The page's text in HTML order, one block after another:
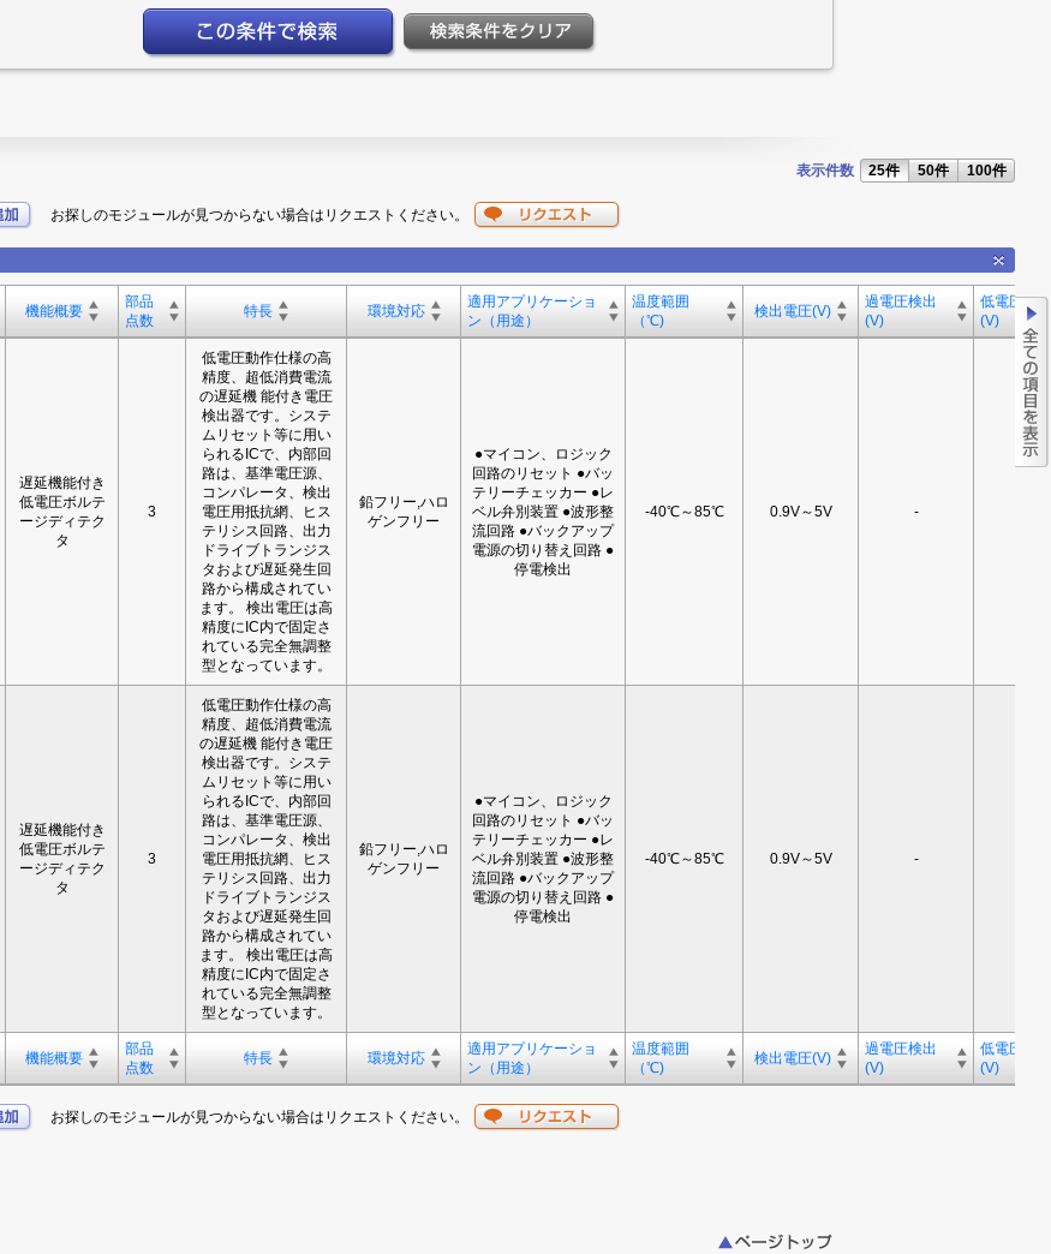
表示件数 25件 50件 100件
お探しのモジュールが見つからない場合はリクエストください。
機能概要
部品
点数
特長 環境対応
適用アプリケーショ
ン（用途）
温度範囲
（℃)
検出電圧(V)
過電圧検出
(V)
低電圧検出
(V)
遅延機能付き
低電圧ボルテ
ージディテク
タ
3
低電圧動作仕様の高
精度、超低消費電流
の遅延機 能付き電圧
検出器です。システ
ムリセット等に用い
られるICで、内部回
路は、基準電圧源、
コンパレータ、検出
電圧用抵抗網、ヒス
テリシス回路、出力
ドライブトランジス
タおよび遅延発生回
路から構成されてい
ます。 検出電圧は高
精度にIC内で固定さ
れている完全無調整
型となっています。
鉛フリー,ハロ
ゲンフリー
●マイコン、ロジック
回路のリセット ●バッ
テリーチェッカー ●レ
ベル弁別装置 ●波形整
流回路 ●バックアップ
電源の切り替え回路 ●
停電検出
-40℃～85℃ 0.9V～5V -
遅延機能付き
低電圧ボルテ
ージディテク
タ
3
低電圧動作仕様の高
精度、超低消費電流
の遅延機 能付き電圧
検出器です。システ
ムリセット等に用い
られるICで、内部回
路は、基準電圧源、
コンパレータ、検出
電圧用抵抗網、ヒス
テリシス回路、出力
ドライブトランジス
タおよび遅延発生回
路から構成されてい
ます。 検出電圧は高
精度にIC内で固定さ
れている完全無調整
型となっています。
鉛フリー,ハロ
ゲンフリー
●マイコン、ロジック
回路のリセット ●バッ
テリーチェッカー ●レ
ベル弁別装置 ●波形整
流回路 ●バックアップ
電源の切り替え回路 ●
停電検出
-40℃～85℃ 0.9V～5V -
機能概要
部品
点数
特長 環境対応
適用アプリケーショ
ン（用途）
温度範囲
（℃)
検出電圧(V)
過電圧検出
(V)
低電圧検出
(V)
お探しのモジュールが見つからない場合はリクエストください。